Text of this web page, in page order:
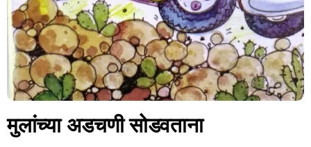
मुलांच्या अडचणी सोडवताना